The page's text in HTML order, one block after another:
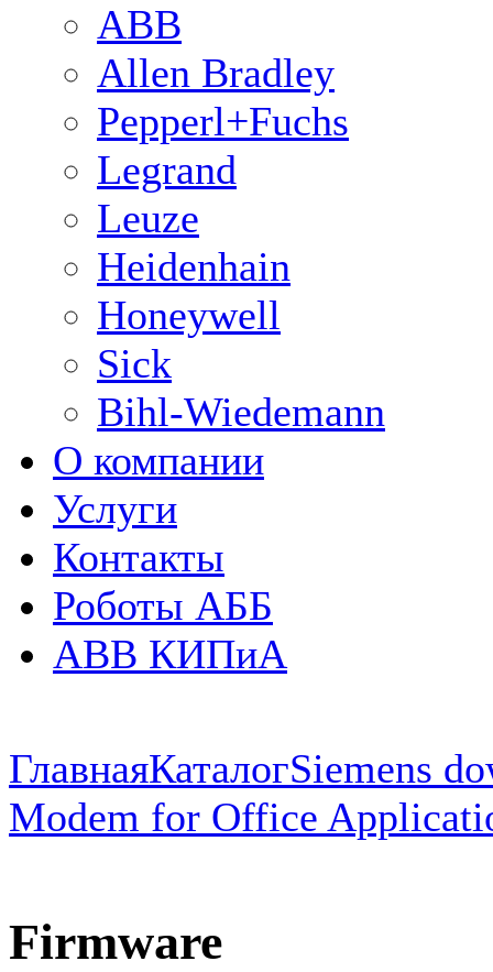
ABB
Allen Bradley
Pepperl+Fuchs
Legrand
Leuze
Heidenhain
Honeywell
Sick
Bihl-Wiedemann
О компании
Услуги
Контакты
Роботы АББ
ABB КИПиА
ГлавнаяКаталогSiemens
Modem for Office
Firmware